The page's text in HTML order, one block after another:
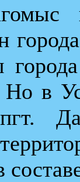
Но в